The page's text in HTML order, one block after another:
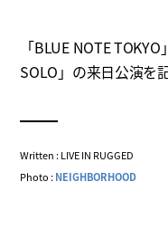
「BLUE NOTE
SOLO」の来日公演を
Written : LIVE IN RUGGED
Photo :NEIGHBORHOOD